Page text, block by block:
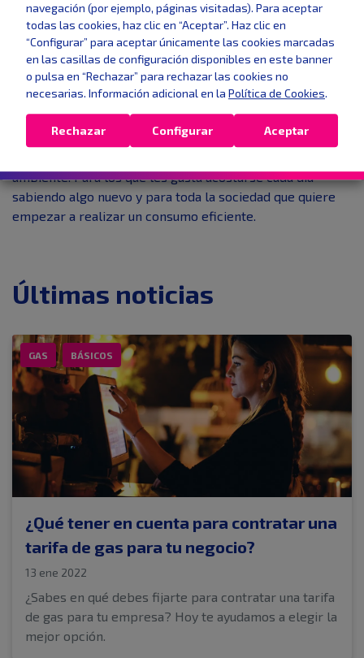
nuestro país.
El glosario energético incluido en esta revista te ayudará
a comprender y dominar todos los conceptos, a veces
complicados, que integran el mundo de las energías.
Como puedes verEnergía Vivaes una revista pensada
para todos. Para los amantes de las nuevas tecnologías.
ambiente. Para los que les gusta acostarse cada día
sabiendo algo nuevo y para toda la sociedad que quiere
empezar a realizar un consumo eficiente.
Últimas noticias
GAS BÁSICOS
¿Qué tener en cuenta para contratar una
tarifa de gas para tu negocio?
13 ene 2022
¿Sabes en qué debes fijarte para contratar una tarifa
de gas para tu empresa? Hoy te ayudamos a elegir la
mejor opción.
navegación (por ejemplo, páginas visitadas). Para aceptar
todas las cookies, haz clic en “Aceptar”. Haz clic en
“Configurar” para aceptar únicamente las cookies marcadas
en las casillas de configuración disponibles en este banner
o pulsa en “Rechazar” para rechazar las cookies no
necesarias. Información adicional en la Política de Cookies.
Rechazar Configurar Aceptar